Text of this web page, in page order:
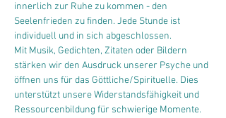
innerlich zur Ruhe zu kommen - den
Seelenfrieden zu finden. Jede Stunde ist
individuell und in sich abgeschlossen.
Mit Musik, Gedichten, Zitaten oder Bildern
stärken wir den Ausdruck unserer Psyche und
öffnen uns für das Göttliche/Spirituelle. Dies
unterstützt unsere Widerstandsfähigkeit und
Ressourcenbildung für schwierige Momente.